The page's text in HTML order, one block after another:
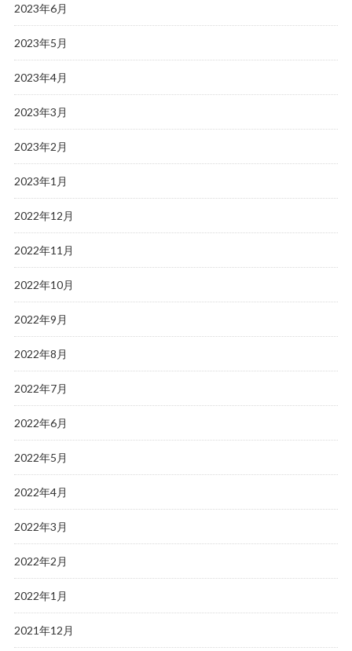
2023年6月
2023年5月
2023年4月
2023年3月
2023年2月
2023年1月
2022年12月
2022年11月
2022年10月
2022年9月
2022年8月
2022年7月
2022年6月
2022年5月
2022年4月
2022年3月
2022年2月
2022年1月
2021年12月